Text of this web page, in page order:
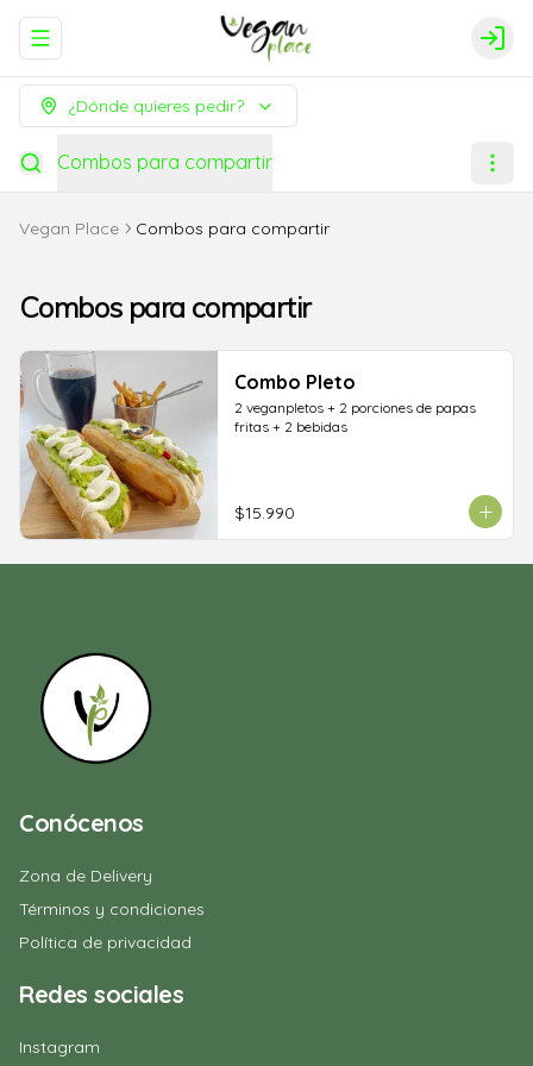
Abrir menu de navegación Login
¿Dónde quieres pedir?
Combos para compartir
Vegan Place Combos para compartir
Combos para compartir
Combo Pleto
2 veganpletos + 2 porciones de papas
fritas + 2 bebidas
$15.990
Conócenos
Zona de Delivery
Términos y condiciones
Política de privacidad
Redes sociales
Instagram